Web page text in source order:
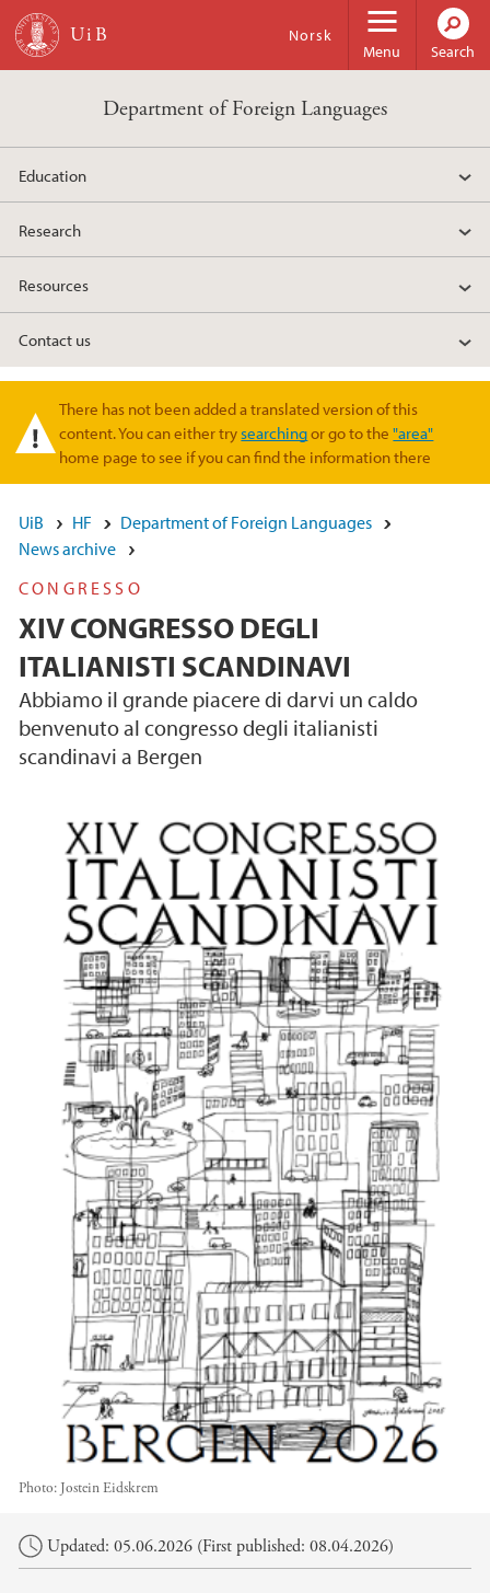
Skip to main content
Menu
Norsk
Search
Department of Foreign Languages
Education
Research
Resources
Contact us
Warning message
There has not been added a translated version of this
content. You can either try searchingor go to the"area"
home page to see if you can find the information there
UiB HF
Department of Foreign Languages
News archive
CONGRESSO
XIV CONGRESSO DEGLI
ITALIANISTI SCANDINAVI
Abbiamo il grande piacere di darvi un caldo
benvenuto al congresso degli italianisti
scandinavi a Bergen
Photo: Jostein Eidskrem
Main content
Updated: 05.06.2026 (First published: 08.04.2026)